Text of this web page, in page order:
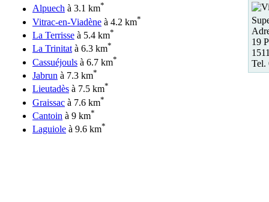
Alpuech à 3.1 km*
Vitrac-en-Viadène à 4.2 km*
La Terrisse à 5.4 km*
La Trinitatà 6.3 km*
Cassuéjouls à 6.7 km*
Jabrun à 7.3 km*
Lieutadès à 7.5 km*
Graissac à 7.6 km*
Cantoin à 9 km*
Laguiole à 9.6 km*
19
Tel.